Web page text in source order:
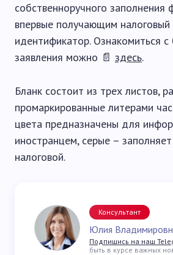
собственноручного
впервые получающим налоговый
идентификатор. Ознакомиться с
заявления можно 📄 здесь.
Бланк состоит из трех листов,
промаркированные литерами
цвета предназначены для
иностранцем, серые –
налоговой.
Консультант
Юлия
Подпишись на наш
быть в курсе важных